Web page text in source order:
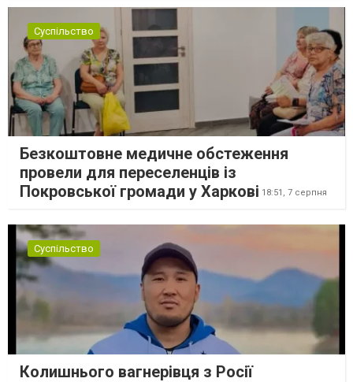
Суспільство
Безкоштовне медичне обстеження
провели для переселенців із
Покровської громади у Харкові 18:51, 7 серпня
Суспільство
Колишнього вагнерівця з Росії